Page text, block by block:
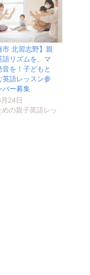
市 北習志野】親
語リズムを、マ
音を！子どもと
英語レッスン参
バー募集
24日
めの親子英語レッ